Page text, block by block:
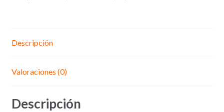
Descripción
Valoraciones (0)
Descripción